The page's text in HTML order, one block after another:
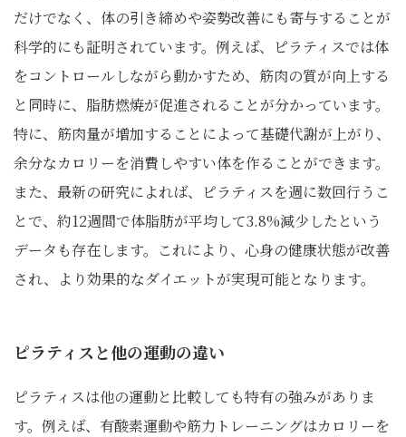
だけでなく、体の引き締めや姿勢改善にも寄与することが
科学的にも証明されています。例えば、ピラティスでは体
をコントロールしながら動かすため、筋肉の質が向上する
と同時に、脂肪燃焼が促進されることが分かっています。
特に、筋肉量が増加することによって基礎代謝が上がり、
余分なカロリーを消費しやすい体を作ることができます。
また、最新の研究によれば、ピラティスを週に数回行うこ
とで、約12週間で体脂肪が平均して3.8%減少したという
データも存在します。これにより、心身の健康状態が改善
され、より効果的なダイエットが実現可能となります。
ピラティスと他の運動の違い
ピラティスは他の運動と比較しても特有の強みがありま
す。例えば、有酸素運動や筋力トレーニングはカロリーを